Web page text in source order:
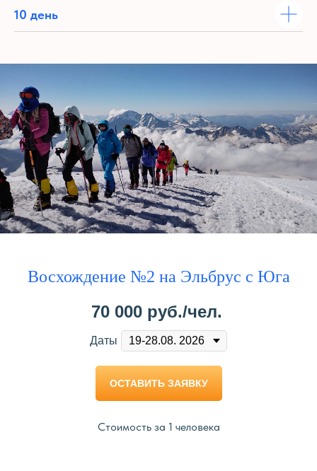
10 день
Восхождение №2 на Эльбрус с Юга
70 000 руб./чел.
Даты
ОСТАВИТЬ ЗАЯВКУ
Стоимость за 1 человека